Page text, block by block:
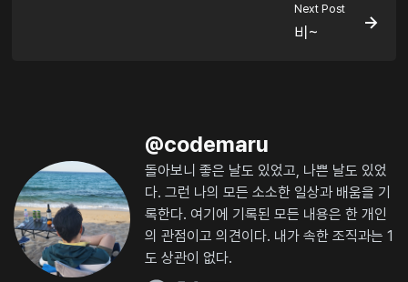
Next Post
비~
@codemaru
돌아보니 좋은 날도 있었고, 나쁜 날도 있었
다. 그런 나의 모든 소소한 일상과 배움을 기
록한다. 여기에 기록된 모든 내용은 한 개인
의 관점이고 의견이다. 내가 속한 조직과는 1
도 상관이 없다.